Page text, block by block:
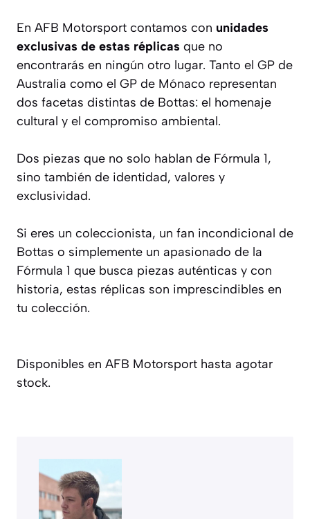
En AFB Motorsport contamos con unidades
exclusivas de estas réplicas que no
encontrarás en ningún otro lugar. Tanto el GP de
Australia como el GP de Mónaco representan
dos facetas distintas de Bottas: el homenaje
cultural y el compromiso ambiental.
Dos piezas que no solo hablan de Fórmula 1,
sino también de identidad, valores y
exclusividad.
Si eres un coleccionista, un fan incondicional de
Bottas o simplemente un apasionado de la
Fórmula 1 que busca piezas auténticas y con
historia, estas réplicas son imprescindibles en
tu colección.
Disponibles en AFB Motorsport hasta agotar
stock.